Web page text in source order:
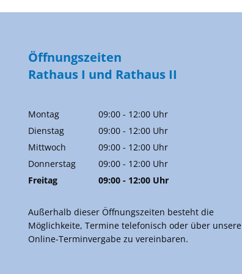
Öffnungszeiten
Rathaus I und Rathaus II
Montag 09:00 - 12:00 Uhr
Von 09:00 bis 12:00 Uhr
Dienstag 09:00 - 12:00 Uhr
Von 09:00 bis 12:00 Uhr
Mittwoch 09:00 - 12:00 Uhr
Von 09:00 bis 12:00 Uhr
Donnerstag 09:00 - 12:00 Uhr
Von 09:00 bis 12:00 Uhr
Freitag 09:00 - 12:00 Uhr
Außerhalb dieser Öffnungszeiten besteht die
Möglichkeite, Termine telefonisch oder über unsere
Online-Terminvergabe zu vereinbaren.